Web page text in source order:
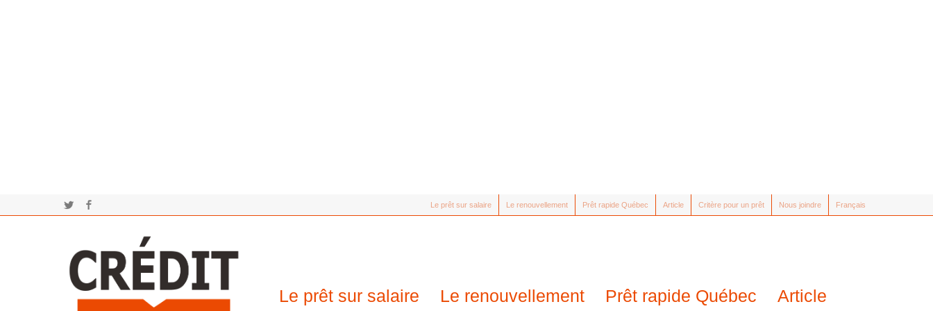
Le prêt sur salaire Le renouvellement Prêt rapide Québec Article Critère pour un prêt Nous joindre Français
Twitter
Le prêt sur salaire Le renouvellement Prêt rapide Québec Article